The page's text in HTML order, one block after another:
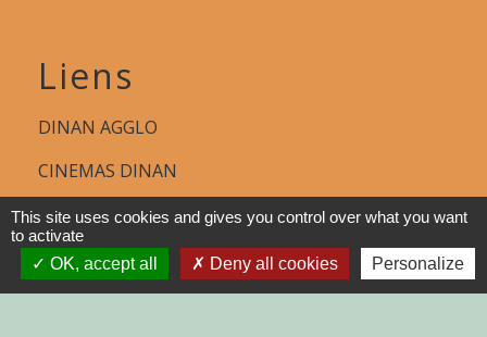
Liens
DINAN AGGLO
CINEMAS DINAN
COTES D'ARMOR
REGION BRETAGNE
DEMARCHES
This site uses cookies and gives you control over what you want
to activate
OK, accept all
Deny all cookies Personalize